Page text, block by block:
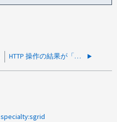
HTTP 操作の結果が「500 内部サーバー エラー」になります
specialty:sgrid